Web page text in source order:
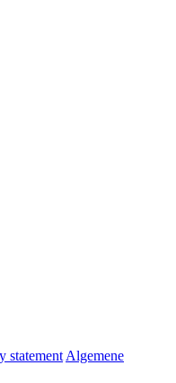
statement Algemene